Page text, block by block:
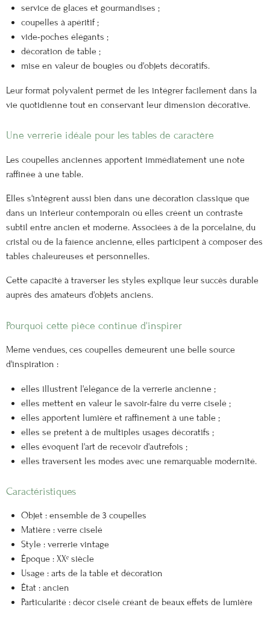
service de glaces et gourmandises ;
coupelles à apéritif ;
vide-poches élégants ;
décoration de table ;
mise en valeur de bougies ou d'objets décoratifs.
Leur format polyvalent permet de les intégrer facilement dans la
vie quotidienne tout en conservant leur dimension décorative.
Une verrerie idéale pour les tables de caractère
Les coupelles anciennes apportent immédiatement une note
raffinée à une table.
Elles s'intègrent aussi bien dans une décoration classique que
dans un intérieur contemporain où elles créent un contraste
subtil entre ancien et moderne. Associées à de la porcelaine, du
cristal ou de la faïence ancienne, elles participent à composer des
tables chaleureuses et personnelles.
Cette capacité à traverser les styles explique leur succès durable
auprès des amateurs d'objets anciens.
Pourquoi cette pièce continue d'inspirer
Même vendues, ces coupelles demeurent une belle source
d'inspiration :
elles illustrent l'élégance de la verrerie ancienne ;
elles mettent en valeur le savoir-faire du verre ciselé ;
elles apportent lumière et raffinement à une table ;
elles se prêtent à de multiples usages décoratifs ;
elles évoquent l'art de recevoir d'autrefois ;
elles traversent les modes avec une remarquable modernité.
Caractéristiques
Objet : ensemble de 3 coupelles
Matière : verre ciselé
Style : verrerie vintage
Époque : XXᵉ siècle
Usage : arts de la table et décoration
État : ancien
Particularité : décor ciselé créant de beaux effets de lumière